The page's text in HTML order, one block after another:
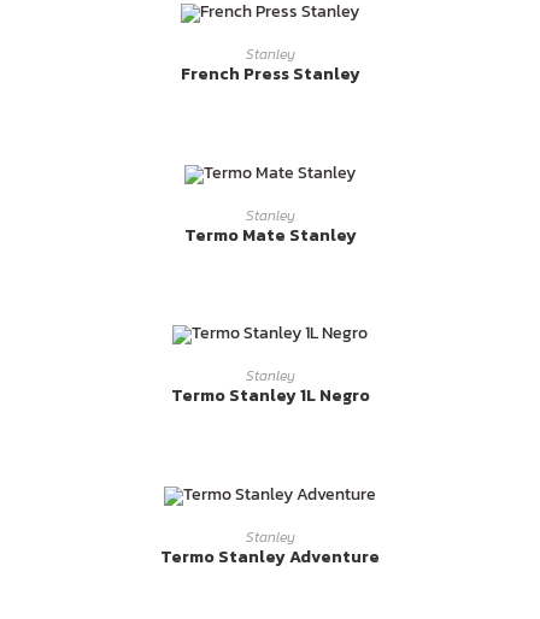
LEER MÁS
Stanley
French Press Stanley
LEER MÁS
Stanley
Termo Mate Stanley
LEER MÁS
Stanley
Termo Stanley 1L Negro
LEER MÁS
Stanley
Termo Stanley Adventure